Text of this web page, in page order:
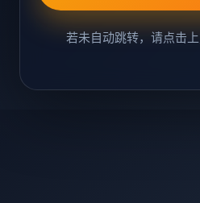
若未自动跳转，请点击上